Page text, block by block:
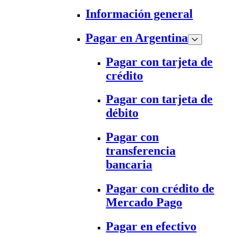
Información general
Pagar en Argentina
Pagar con tarjeta de
crédito
Pagar con tarjeta de
débito
Pagar con
transferencia
bancaria
Pagar con crédito de
Mercado Pago
Pagar en efectivo